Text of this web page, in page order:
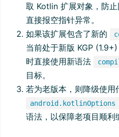
取 Kotlin 扩展对象，防
直接报空指针异常。
如果该扩展包含了新的
当前处于新版 KGP
时直接使用新语法
目标。
若为老版本，则降级使用
语法，以保障老项目顺利